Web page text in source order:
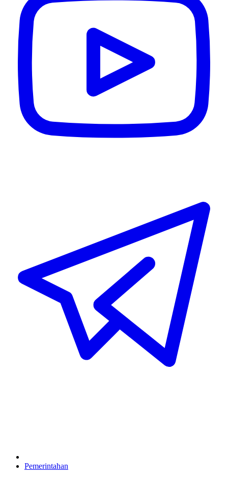
Pemerintahan